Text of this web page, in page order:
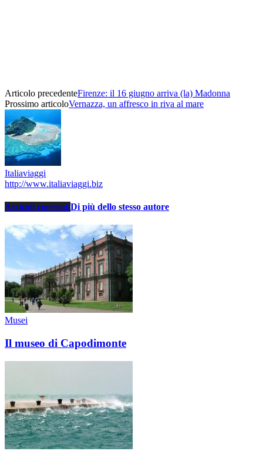
Articolo precedenteFirenze: il 16 giugno arriva (la) Madonna
Prossimo articoloVernazza, un affresco in riva al mare
Italiaviaggi
http://www.italiaviaggi.biz
Articoli correlatiDi più dello stesso autore
Musei
Il museo di Capodimonte